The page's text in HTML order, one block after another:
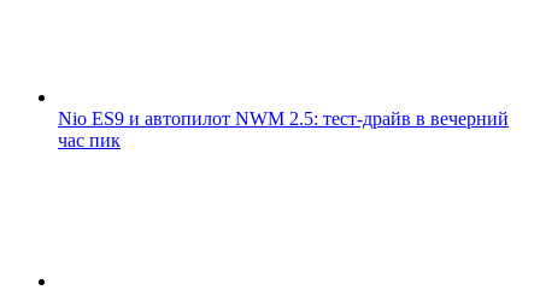
Nio ES9 и автопилот NWM 2.5: тест-драйв в вечерний
час пик